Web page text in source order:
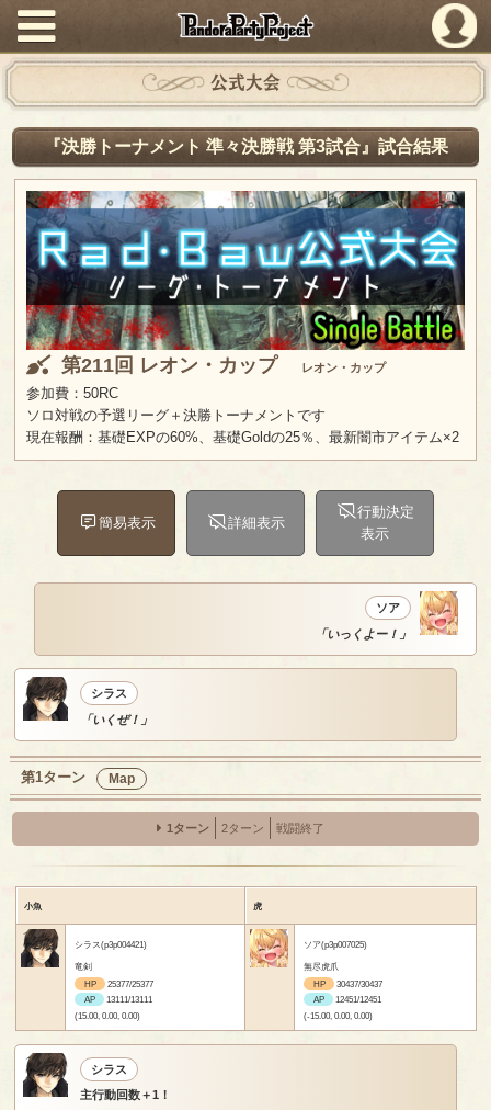
PandoraPartyProject
公式大会
『決勝トーナメント 準々決勝戦 第3試合』試合結果
第211回 レオン・カップ レオン・カップ
参加費：50RC
ソロ対戦の予選リーグ＋決勝トーナメントです
現在報酬：基礎EXPの60%、基礎Goldの25％、最新闇市アイテム×2
簡易表示 詳細表示
行動決定
表示
ソア
「いっくよー！」
シラス
「いくぜ！」
第1ターン Map
1ターン 2ターン 戦闘終了
小魚 虎
シラス(p3p004421)
竜剣
HP
25377/25377
AP
13111/13111
(15.00, 0.00, 0.00)
ソア(p3p007025)
無尽虎爪
HP
30437/30437
AP
12451/12451
(-15.00, 0.00, 0.00)
シラス
主行動回数＋1！